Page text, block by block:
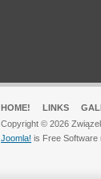
HOME! LINKS
Copyright © 2026
Joomla! is Free